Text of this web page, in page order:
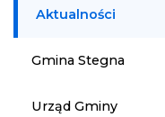
Aktualności
Gmina Stegna
Urząd Gminy